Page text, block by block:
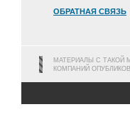
ОБРАТНАЯ СВЯЗЬ
МАТЕРИАЛЫ С ТАКОЙ
КОМПАНИЙ